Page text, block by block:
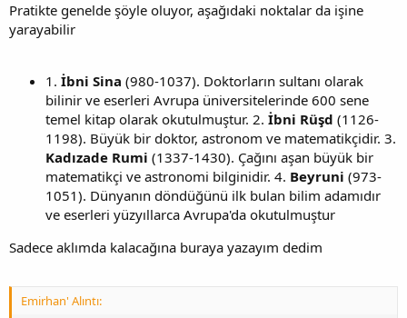
Pratikte genelde şöyle oluyor, aşağıdaki noktalar da işine
yarayabilir
1. İbni Sina (980-1037). Doktorların sultanı olarak
bilinir ve eserleri Avrupa üniversitelerinde 600 sene
temel kitap olarak okutulmuştur. 2. İbni Rüşd (1126-
1198). Büyük bir doktor, astronom ve matematikçidir. 3.
Kadızade Rumi (1337-1430). Çağını aşan büyük bir
matematikçi ve astronomi bilginidir. 4. Beyruni (973-
1051). Dünyanın döndüğünü ilk bulan bilim adamıdır
ve eserleri yüzyıllarca Avrupa'da okutulmuştur
Sadece aklımda kalacağına buraya yazayım dedim
Emirhan' Alıntı: